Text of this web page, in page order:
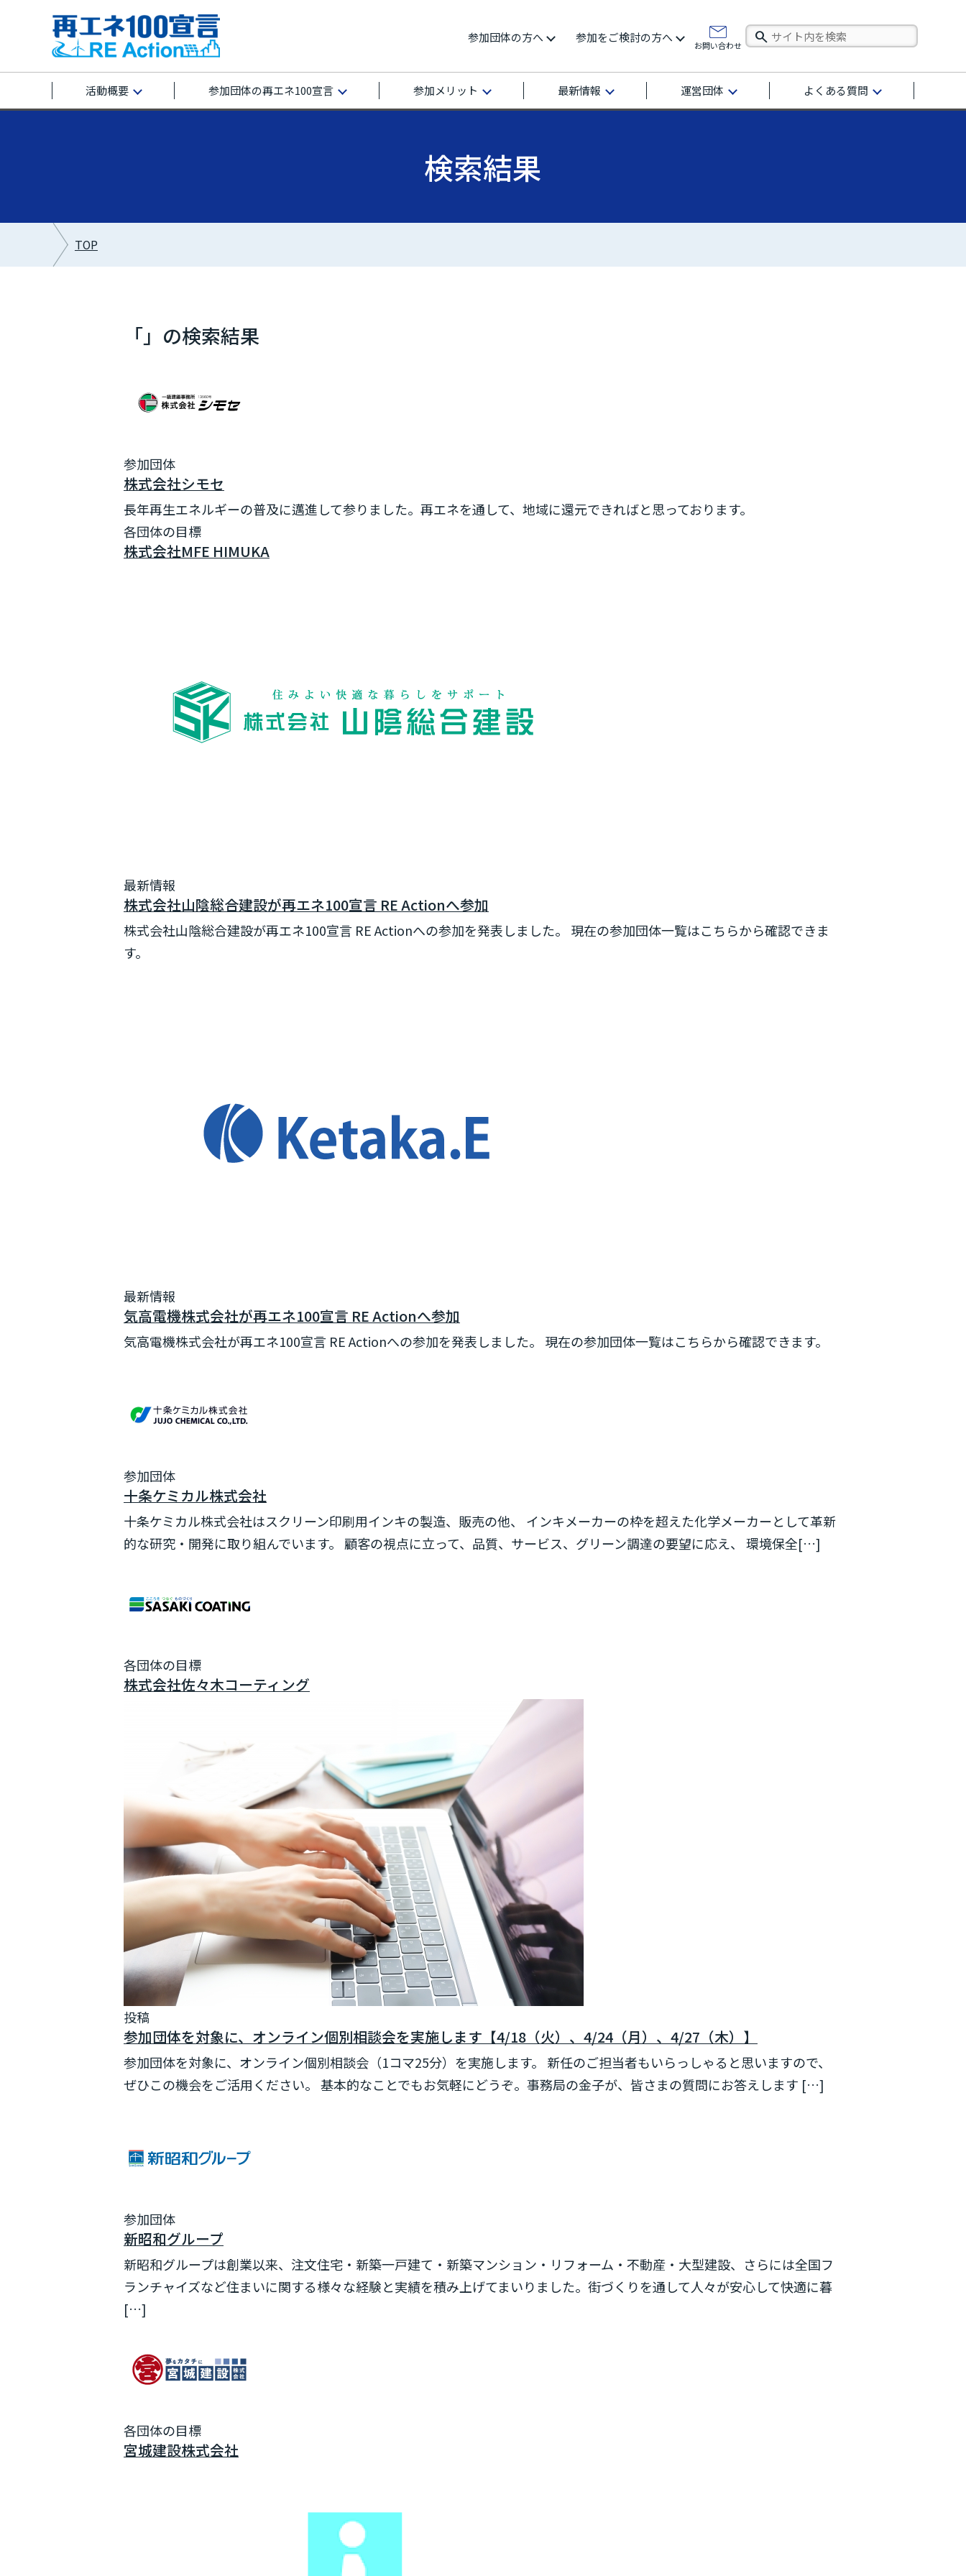
活動概要 参加団体の再エネ100宣言 参加メリット 最新情報 運営団体 よくある質問
参加団体の方へ 参加をご検討の方へ
お問い合わせ
検索結果
TOP
「」の検索結果
参加団体
株式会社シモセ
長年再生エネルギーの普及に邁進して参りました。再エネを通して、地域に還元できればと思っております。
各団体の目標
株式会社MFE HIMUKA
最新情報
株式会社山陰総合建設が再エネ100宣言 RE Actionへ参加
株式会社山陰総合建設が再エネ100宣言 RE Actionへの参加を発表しました。 現在の参加団体一覧はこちらから確認できま
す。
最新情報
気高電機株式会社が再エネ100宣言 RE Actionへ参加
気高電機株式会社が再エネ100宣言 RE Actionへの参加を発表しました。 現在の参加団体一覧はこちらから確認できます。
参加団体
十条ケミカル株式会社
十条ケミカル株式会社はスクリーン印刷用インキの製造、販売の他、 インキメーカーの枠を超えた化学メーカーとして革新
的な研究・開発に取り組んでいます。 顧客の視点に立って、品質、サービス、グリーン調達の要望に応え、 環境保全[…]
各団体の目標
株式会社佐々木コーティング
投稿
参加団体を対象に、オンライン個別相談会を実施します【4/18（火）、4/24（月）、4/27（木）】
参加団体を対象に、オンライン個別相談会（1コマ25分）を実施します。 新任のご担当者もいらっしゃると思いますので、
ぜひこの機会をご活用ください。 基本的なことでもお気軽にどうぞ。事務局の金子が、皆さまの質問にお答えします […]
参加団体
新昭和グループ
新昭和グループは創業以来、注文住宅・新築一戸建て・新築マンション・リフォーム・不動産・大型建設、さらには全国フ
ランチャイズなど住まいに関する様々な経験と実績を積み上げてまいりました。街づくりを通して人々が安心して快適に暮
[…]
各団体の目標
宮城建設株式会社